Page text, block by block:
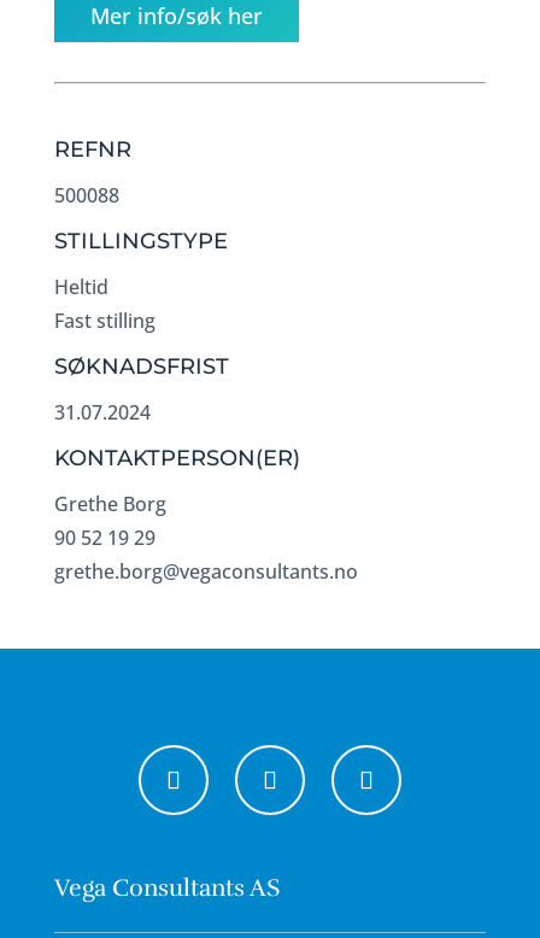
Mer info/søk her
REFNR
500088
STILLINGSTYPE
Heltid
Fast stilling
SØKNADSFRIST
31.07.2024
KONTAKTPERSON(ER)
Grethe Borg
90 52 19 29
grethe.borg@vegaconsultants.no
Vega Consultants AS